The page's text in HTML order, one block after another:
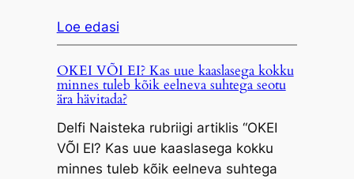
Loe edasi
OKEI VÕI EI? Kas uue kaaslasega kokku
minnes tuleb kõik eelneva suhtega seotu
ära hävitada?
Delfi Naisteka rubriigi artiklis “OKEI
VÕI EI? Kas uue kaaslasega kokku
minnes tuleb kõik eelneva suhtega